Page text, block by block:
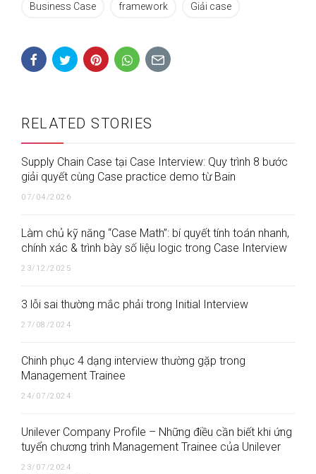
Business Case framework Giải case
RELATED STORIES
Supply Chain Case tại Case Interview: Quy trình 8 bước
giải quyết cùng Case practice demo từ Bain
07/04/2026
Làm chủ kỹ năng “Case Math”: bí quyết tính toán nhanh,
chính xác & trình bày số liệu logic trong Case Interview
23/12/2025
3 lỗi sai thường mắc phải trong Initial Interview
27/08/2024
Chinh phục 4 dạng interview thường gặp trong
Management Trainee
24/07/2024
Unilever Company Profile – Những điều cần biết khi ứng
tuyển chương trình Management Trainee của Unilever
23/07/2024